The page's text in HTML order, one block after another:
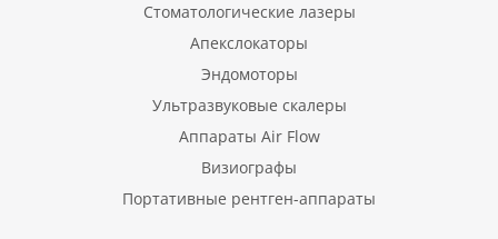
Стоматологические лазеры
Апекслокаторы
Эндомоторы
Ультразвуковые скалеры
Аппараты Air Flow
Визиографы
Портативные рентген-аппараты